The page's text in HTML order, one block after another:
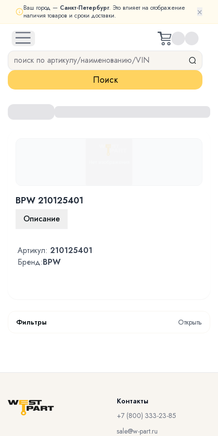
Ваш город — Санкт-Петербург. Это влияет на отображение
наличия товаров и сроки доставки.
×
open navigation menu
Поиск
BPW 210125401
Описание
Артикул: 210125401
Бренд:BPW
Фильтры Открыть
Контакты
+7 (800) 333-23-85
sale@w-part.ru